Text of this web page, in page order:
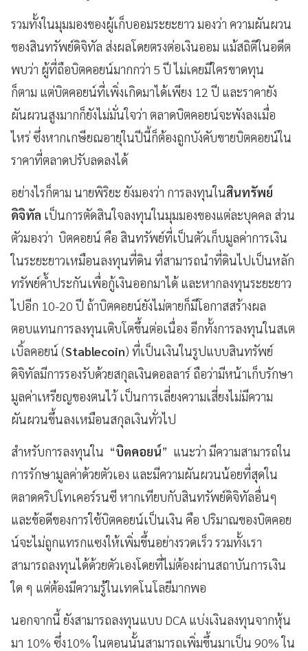
รวมทั้งในมุมมองของผู้เก็บออมระยะยาว มองว่า ความผันผวน
ของสินทรัพย์ดิจิทัล ส่งผลโดยตรงต่อเงินออม แม้สถิติในอดีต
พบว่า ผู้ที่ถือบิตคอยน์มากกว่า 5 ปี ไม่เคยมีใครขาดทุน
ก็ตาม แต่บิตคอยน์ที่เพิ่งเกิดมาได้เพียง 12 ปี และราคายัง
ผันผวนสูงมากก็ยังไม่มั่นใจว่า ตลาดบิตคอยน์จะพังลงเมื่อ
ไหร่ ซึ่งหากเกษียณอายุในปีนี้ก็ต้องถูกบังคับขายบิตคอยน์ใน
ราคาที่ตลาดปรับลดลงได้
อย่างไรก็ตาม นายพิริยะ ยังมองว่า การลงทุนในสินทรัพย์
ดิจิทัล เป็นการตัดสินใจลงทุนในมุมมองของแต่ละบุคคล ส่วน
ตัวมองว่า บิตคอยน์ คือ สินทรัพย์ที่เป็นตัวเก็บมูลค่าการเงิน
ในระยะยาวเหมือนลงทุนที่ดิน ที่สามารถนำที่ดินไปเป็นหลัก
ทรัพย์ค้ำประกันเพื่อกู้เงินออกมาได้ และหากลงทุนระยะยาว
ไปอีก 10-20 ปี ถ้าบิตคอยน์ยังไม่ตายก็มีโอกาสสร้างผล
ตอบแทนการลงทุนเติบโตขึ้นต่อเนื่อง อีกทั้งการลงทุนในสเต
เบิ้ลคอยน์ (Stablecoin) ที่เป็นเงินในรูปแบบสินทรัพย์
ดิจิทัลมีการรองรับด้วยสกุลเงินดอลลาร์ ถือว่ามีหน้าเก็บรักษา
มูลค่าเหรียญของตนไว้ เป็นการเลี่ยงความเสี่ยงไม่มีความ
ผันผวนขึ้นลงเหมือนสกุลเงินทั่วไป
สำหรับการลงทุนใน “บิตคอยน์” แนะว่า มีความสามารถใน
การรักษามูลค่าด้วยตัวเอง และมีความผันผวนน้อยที่สุดใน
ตลาดคริปโทเคอร์รนซี หากเทียบกับสินทรัพย์ดิจิทัลอื่นๆ
และข้อดีของการใช้บิตคอยน์เป็นเงิน คือ ปริมาณของบิตคอย
น์จะไม่ถูกแทรกแซงให้เพิ่มขึ้นอย่างรวดเร็ว รวมทั้งเรา
สามารถลงทุนได้ด้วยตัวเองโดยที่ไม่ต้องผ่านสถาบันการเงิน
ใด ๆ แต่ต้องมีความรู้ในเทคโนโลยีมากพอ
นอกจากนี้ ยังสามารถลงทุนแบบ DCA แบ่งเงินลงทุนจากหุ้น
มา 10% ซึ่ง10% ในตอนนั้นสามารถเพิ่มขึ้นมาเป็น 90% ใน